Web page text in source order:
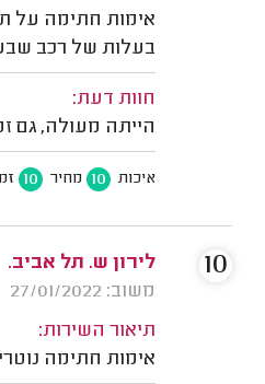
אימות חתימה על
בעלות של רכב
חוות דעת:
הייתה מעולה, גם
איכות 10 מחיר 10
לירון ש. תל אביב.
משוב: 27/01/2022
תיאור השירות:
אימות חתימה
10